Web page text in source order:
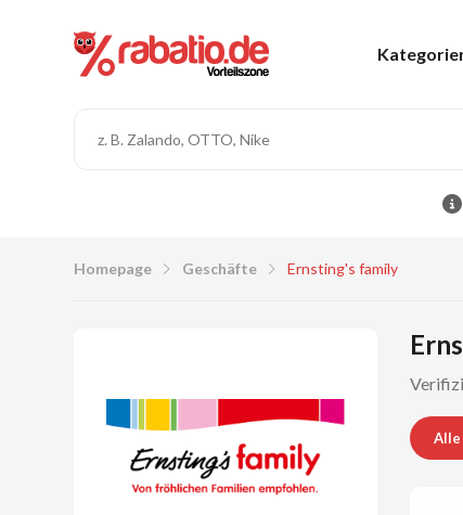
Homepage Geschäfte Ernsting's family
Alle